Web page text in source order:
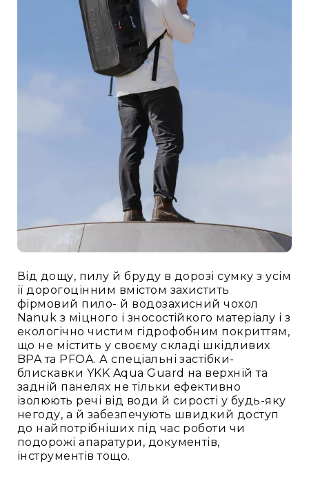
Від дощу, пилу й бруду в дорозі сумку з усім
її дорогоцінним вмістом захистить
фірмовий пило- й водозахисний чохол
Nanuk з міцного і зносостійкого матеріалу і з
екологічно чистим гідрофобним покриттям,
що не містить у своєму складі шкідливих
BPA та PFOA. А спеціальні застібки-
блискавки YKK Aqua Guard на верхній та
задній панелях не тільки ефективно
ізолюють речі від води й сирості у будь-яку
негоду, а й забезпечують швидкий доступ
до найпотрібніших під час роботи чи
подорожі апаратури, документів,
інструментів тощо.